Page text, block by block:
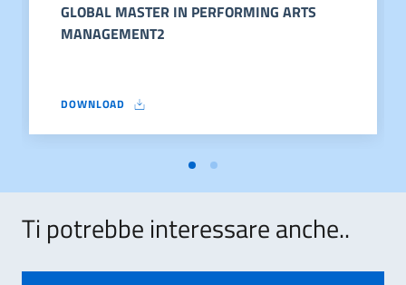
GLOBAL MASTER IN PERFORMING ARTS
MANAGEMENT2
DOWNLOAD
GLOBAL MASTER IN PERFORMING ARTS MANAGEMENT2
Ti potrebbe interessare anche..